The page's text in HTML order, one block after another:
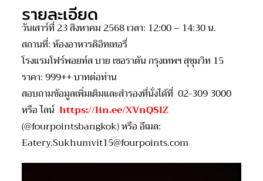
รายละเอียด
วันเสาร์ที่ 23 สิงหาคม 2568 เวลา: 12:00 – 14:30 น.
สถานที่: ห้องอาหารดิอิทเทอรี่
โรงแรมโฟร์พอยท์ส บาย เชอราตัน กรุงเทพฯ สุขุมวิท 15
ราคา: 999++ บาทต่อท่าน
สอบถามข้อมูลเพิ่มเติมและสำรองที่นั่งได้ที่ 02-309 3000
หรือ ไลน์ https://lin.ee/XVnQSlZ
(@fourpointsbangkok) หรือ อีเมล:
Eatery.Sukhumvit15@fourpoints.com